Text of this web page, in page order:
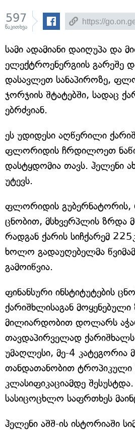
597
წაკითხვა
სამი ადამიანი დაიღუპა და
ელექტროენერგიის გარეშე
დასავლეთ სანაპიროზე,
ჯორჯიის შტატებში, სადაც
ებრძვიან.
ეს უდიდესი აღწერილი
ფლორიდის ჩრდილოეთ
დასტყდომია თავს. ჰელენი
უტევს.
ფლორიდის გუბერნატორის,
ცნობით, მსხვერპლის ზრდა
რადგან ქარის სიჩქარემ
ხოლო გადაუღებელმა
გამოიწვია.
ფინანსური ინსტიტუტების
ქარიშხლისაგან
მილიარდობით დოლარს
თავდაპირველად
უმაღლესი, მე-4 კატეგორია
თანდათანობით ტროპიკული
კლასიფიკაციამდე შესუსტდა.
სასიცოცხლო საფრთხეს
ჰელენი აშშ-ის ისტორიაში